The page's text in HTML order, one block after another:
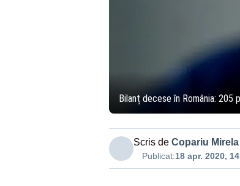
Bilanț decese în România:
Scris de Copariu Mirela
Publicat:18 apr. 2020,